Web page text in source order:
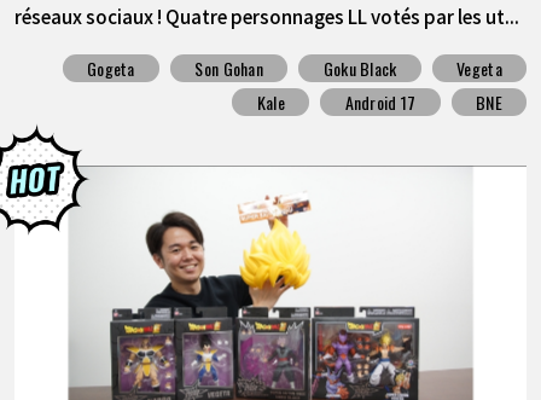
réseaux sociaux ! Quatre personnages LL votés par les ut...
Gogeta Son Gohan Goku Black
Vegeta
Kale
Android 17 BNE